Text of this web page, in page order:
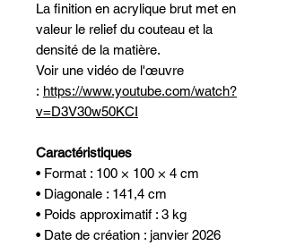
La finition en acrylique brut met en
valeur le relief du couteau et la
densité de la matière.
Voir une vidéo de l'œuvre
: https://www.youtube.com/watch?
v=D3V30w50KCI
Caractéristiques
• Format : 100 × 100 × 4 cm
• Diagonale : 141,4 cm
• Poids approximatif : 3 kg
• Date de création : janvier 2026